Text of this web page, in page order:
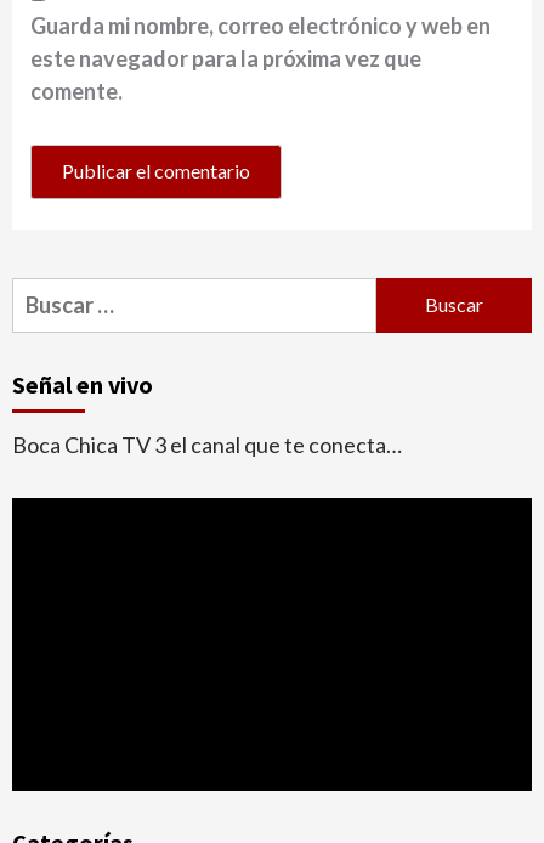
Guarda mi nombre, correo electrónico y web en
este navegador para la próxima vez que
comente.
Buscar:
Señal en vivo
Boca Chica TV 3 el canal que te conecta…